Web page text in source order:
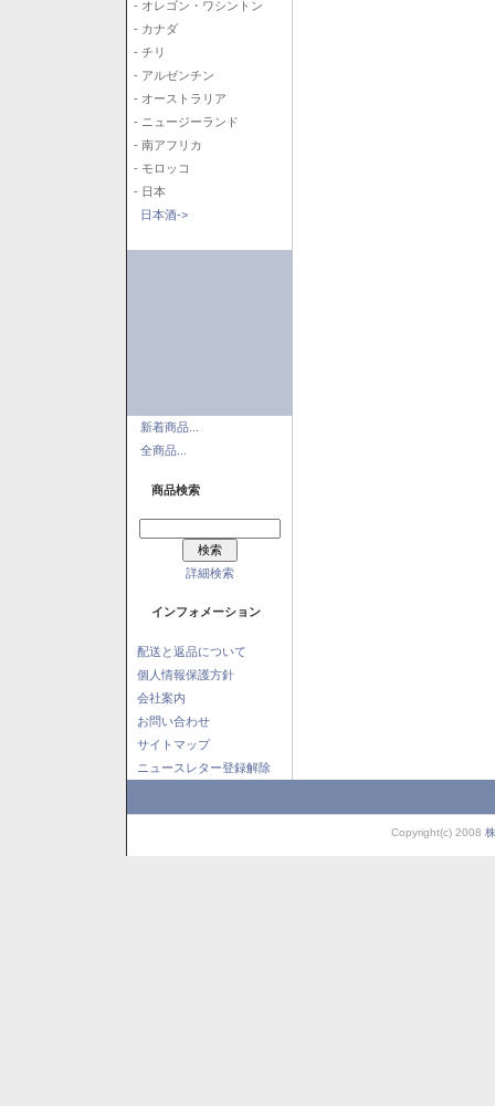
- オレゴン・ワシントン
- カナダ
- チリ
- アルゼンチン
- オーストラリア
- ニュージーランド
- 南アフリカ
- モロッコ
- 日本
日本酒->
新着商品...
全商品...
商品検索
詳細検索
インフォメーション
配送と返品について
個人情報保護方針
会社案内
お問い合わせ
サイトマップ
ニュースレター登録解除
Copyright(c) 2008